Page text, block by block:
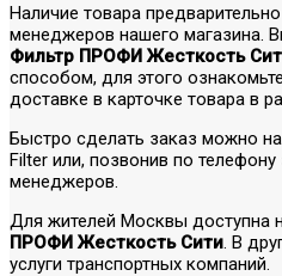
Наличие товара
менеджеров нашего магазина.
Фильтр ПРОФИ Жесткость
способом, для этого
доставке в карточке товара в
Быстро сделать заказ можно
Filter или, позвонив по телефону
менеджеров.
Для жителей Москвы доступна
ПРОФИ Жесткость Сити. В
услуги транспортных компаний.